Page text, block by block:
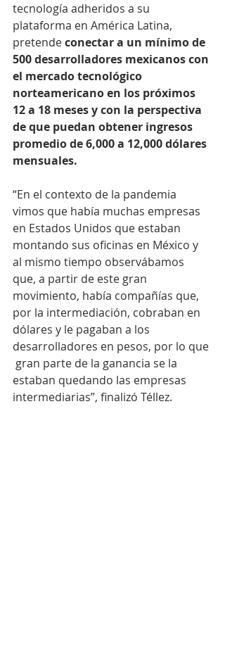
tecnología adheridos a su
plataforma en América Latina,
pretende conectar a un mínimo de
500 desarrolladores mexicanos con
el mercado tecnológico
norteamericano en los próximos
12 a 18 meses y con la perspectiva
de que puedan obtener ingresos
promedio de 6,000 a 12,000 dólares
mensuales.
“En el contexto de la pandemia
vimos que había muchas empresas
en Estados Unidos que estaban
montando sus oficinas en México y
al mismo tiempo observábamos
que, a partir de este gran
movimiento, había compañías que,
por la intermediación, cobraban en
dólares y le pagaban a los
desarrolladores en pesos, por lo que
gran parte de la ganancia se la
estaban quedando las empresas
intermediarias”, finalizó Téllez.